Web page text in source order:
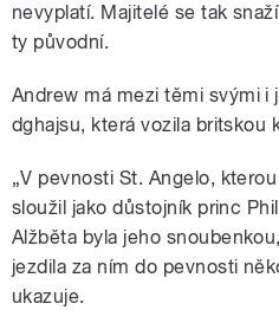
nevyplatí. Majitelé se tak
ty původní.
Andrew má mezi těmi svými i
dghajsu, která vozila britskou
„V pevnosti St. Angelo,
sloužil jako důstojník princ
Alžběta byla jeho
jezdila za ním do pevnosti
ukazuje.